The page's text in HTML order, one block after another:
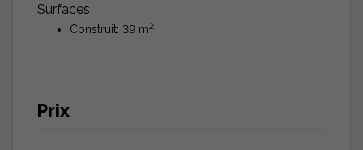
Surfaces
Construit: 39 m2
Prix